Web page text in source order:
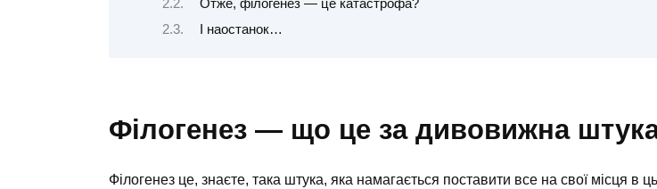
Отже, філогенез — це катастрофа?
І наостанок…
Філогенез — що це за дивовижна
Філогенез це, знаєте, така штука, яка намагається поставити все на свої місця в